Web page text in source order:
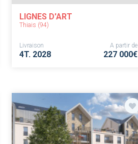
LIGNES D'ART
Thiais (94)
Livraison
4T. 2028
A partir de
227 000€